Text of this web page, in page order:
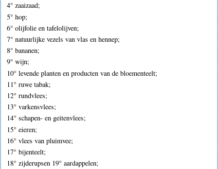
4° zaaizaad;
5° hop;
6° olijfolie en tafelolijven;
7° natuurlijke vezels van vlas en hennep;
8° bananen;
9° wijn;
10° levende planten en producten van de bloementeelt;
11° ruwe tabak;
12° rundvlees;
13° varkensvlees;
14° schapen- en geitenvlees;
15° eieren;
16° vlees van pluimvee;
17° bijenteelt;
18° zijderupsen 19° aardappelen;